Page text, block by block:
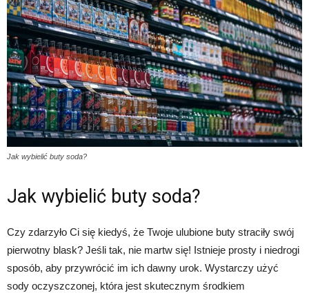
Jak wybielić buty soda?
Jak wybielić buty soda?
Czy zdarzyło Ci się kiedyś, że Twoje ulubione buty straciły swój
pierwotny blask? Jeśli tak, nie martw się! Istnieje prosty i niedrogi
sposób, aby przywrócić im ich dawny urok. Wystarczy użyć
sody oczyszczonej, która jest skutecznym środkiem